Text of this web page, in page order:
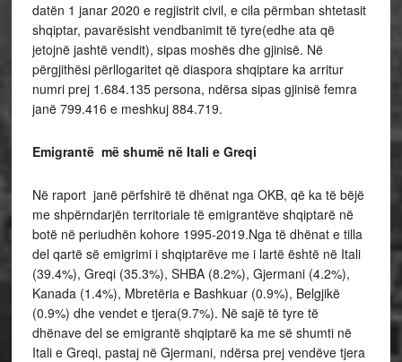
datën 1 janar 2020 e regjistrit civil, e cila përmban shtetasit
shqiptar, pavarësisht vendbanimit të tyre(edhe ata që
jetojnë jashtë vendit), sipas moshës dhe gjinisë. Në
përgjithësi përllogaritet që diaspora shqiptare ka arritur
numri prej 1.684.135 persona, ndërsa sipas gjinisë femra
janë 799.416 e meshkuj 884.719.
Emigrantë më shumë në Itali e Greqi
Në raport janë përfshirë të dhënat nga OKB, që ka të bëjë
me shpërndarjën territoriale të emigrantëve shqiptarë në
botë në periudhën kohore 1995-2019.Nga të dhënat e tilla
del qartë së emigrimi i shqiptarëve me i lartë është në Itali
(39.4%), Greqi (35.3%), SHBA (8.2%), Gjermani (4.2%),
Kanada (1.4%), Mbretëria e Bashkuar (0.9%), Belgjikë
(0.9%) dhe vendet e tjera(9.7%). Në sajë të tyre të
dhënave del se emigrantë shqiptarë ka me së shumti në
Itali e Greqi, pastaj në Gjermani, ndërsa prej vendëve tjera